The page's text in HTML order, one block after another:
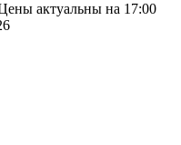
актуальны на 17:00